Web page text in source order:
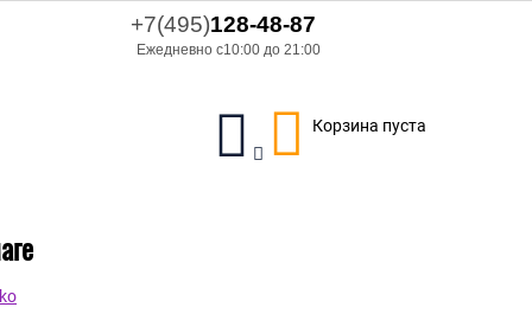
+7(495)128-48-87
Ежедневно с10:00 до 21:00
Корзина пуста